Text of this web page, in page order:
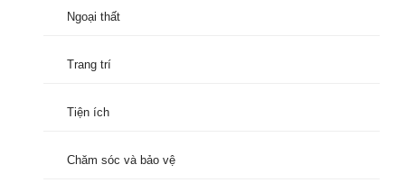
Ngoại thất
Trang trí
Tiện ích
Chăm sóc và bảo vệ